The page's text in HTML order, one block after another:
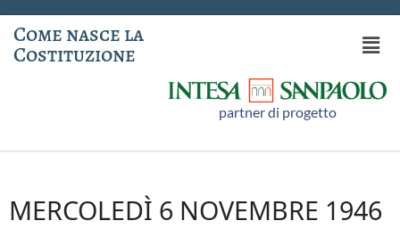
Come nasce la
Costituzione
partner di progetto
MERCOLEDÌ 6 NOVEMBRE 1946